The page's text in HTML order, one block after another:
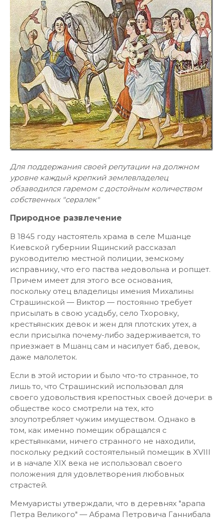
Для поддержания своей репутации на должном
уровне каждый крепкий землевладелец
обзаводился гаремом с достойным количеством
собственных "сералек"
Природное развлечение
В 1845 году настоятель храма в селе Мшанце
Киевской губернии Ящинский рассказал
руководителю местной полиции, земскому
исправнику, что его паства недовольна и ропщет.
Причем имеет для этого все основания,
поскольку отец владелицы имения Михалины
Страшинской — Виктор — постоянно требует
присылать в свою усадьбу, село Тхоровку,
крестьянских девок и жен для плотских утех, а
если присылка почему-либо задерживается, то
приезжает в Мшанц сам и насилует баб, девок,
даже малолеток.
Если в этой истории и было что-то странное, то
лишь то, что Страшинский использовал для
своего удовольствия крепостных своей дочери: в
обществе косо смотрели на тех, кто
злоупотребляет чужим имуществом. Однако в
том, как именно помещик обращался с
крестьянками, ничего странного не находили,
поскольку редкий состоятельный помещик в XVIII
и в начале XIX века не использовал своего
положения для удовлетворения любовных
страстей.
Мемуаристы утверждали, что в деревнях "арапа
Петра Великого" — Абрама Петровича Ганнибала